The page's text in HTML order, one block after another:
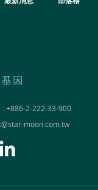
:+886-2-222-33-900
moon.com.tw